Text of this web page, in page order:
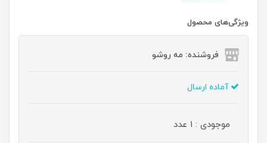
ویژگی‌های محصول
فروشنده: مه رو‌شو
آماده ارسال
موجودی : 1 عدد